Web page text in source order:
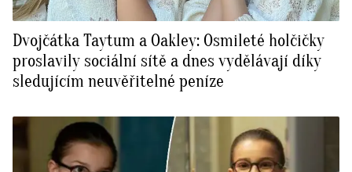
Dvojčátka Taytum a Oakley: Osmileté holčičky
proslavily sociální sítě a dnes vydělávají díky
sledujícím neuvěřitelné peníze